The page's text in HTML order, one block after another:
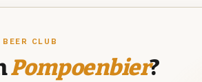
CLUB
Pompoenbier?